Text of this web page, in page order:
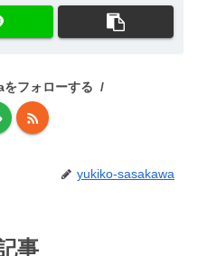
フォローする
yukiko-sasakawa
事